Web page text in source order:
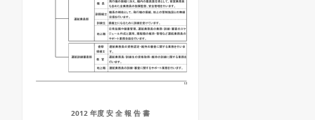
2012 年度 安 全 報 告 書